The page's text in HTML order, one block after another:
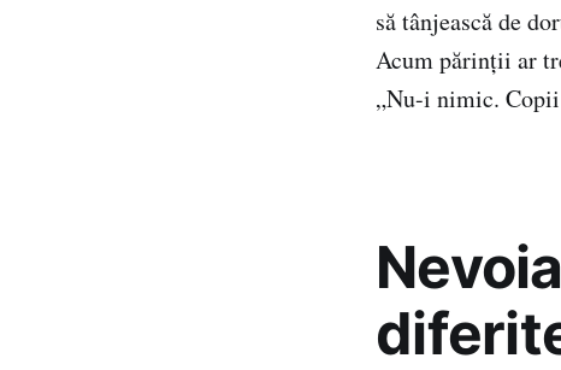
să tânjească de
Acum părinții ar
„Nu-i nimic.